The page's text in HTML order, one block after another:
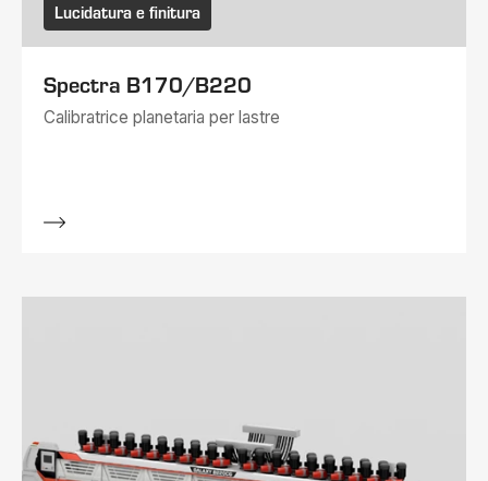
Lucidatura e finitura
Spectra B170/B220
Calibratrice planetaria per lastre